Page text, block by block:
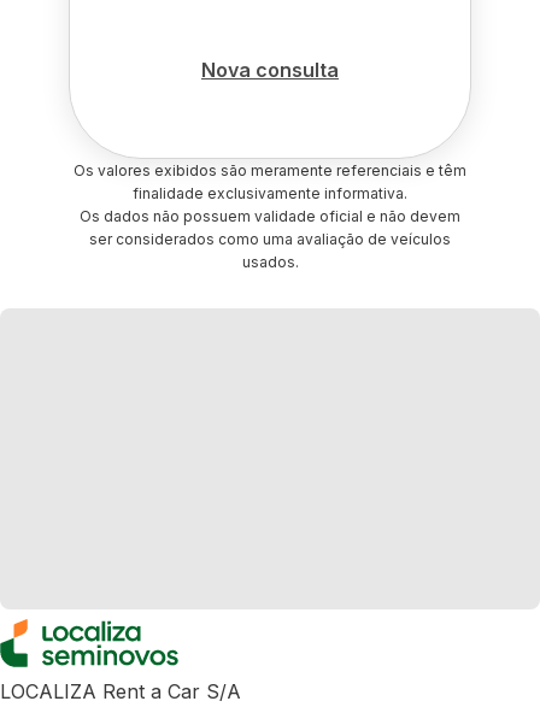
Nova consulta
Os valores exibidos são meramente referenciais e têm
finalidade exclusivamente informativa.
Os dados não possuem validade oficial e não devem
ser considerados como uma avaliação de veículos
usados.
LOCALIZA Rent a Car S/A